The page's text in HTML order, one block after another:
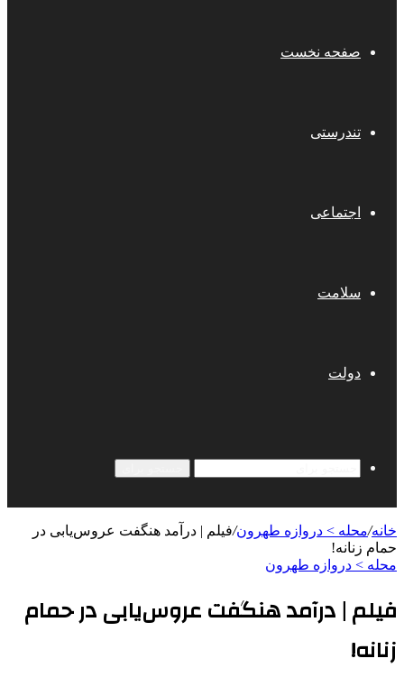
صفحه نخست
تندرستی
اجتماعی
سلامت
دولت
خانه/محله > دروازه طهرون/فیلم | درآمد هنگفت عروس‌یابی در
حمام زنانه!
محله > دروازه طهرون
فیلم | درآمد هنگفت عروس‌یابی در حمام
زنانه!